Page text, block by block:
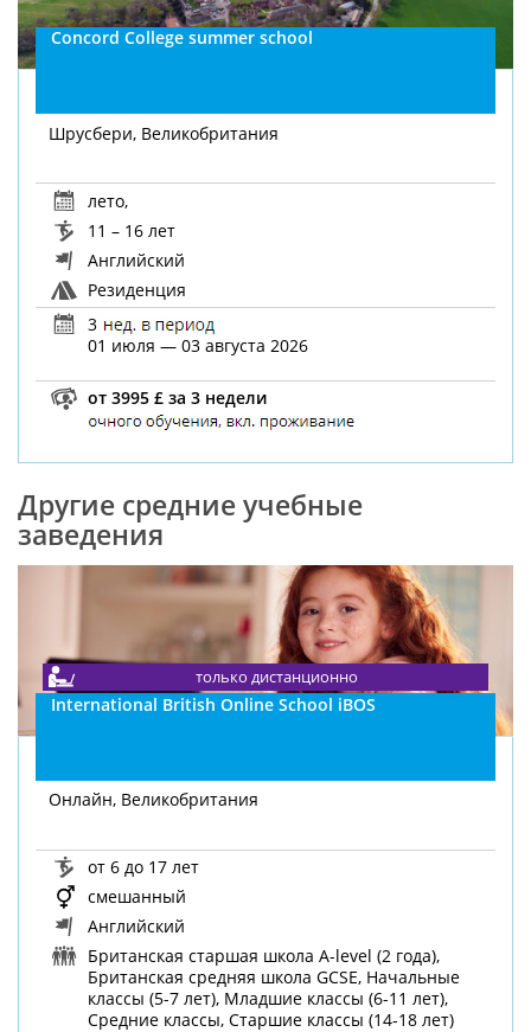
Concord College summer school
Шрусбери, Великобритания
лето,
11 – 16 лет
Английский
Резиденция
3
01 июля — 03 августа 2026
от 3995 £ за 3 недели
Другие средние учебные
заведения
International British Online School iBOS
только дистанционно
Онлайн, Великобритания
от 6 до 17 лет
смешанный
Английский
Британская старшая школа A-level (2 года),
Британская средняя школа GCSE, Начальные
классы (5-7 лет), Младшие классы (6-11 лет),
Средние классы, Старшие классы (14-18 лет)